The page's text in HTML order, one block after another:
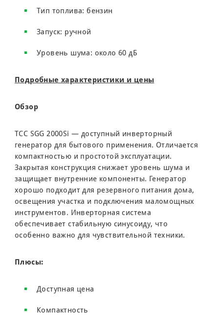
Тип топлива: бензин
Запуск: ручной
Уровень шума: около 60 дБ
Подробные характеристики и цены
Обзор
ТСС SGG 2000Si — доступный инверторный
генератор для бытового применения. Отличается
компактностью и простотой эксплуатации.
Закрытая конструкция снижает уровень шума и
защищает внутренние компоненты. Генератор
хорошо подходит для резервного питания дома,
освещения участка и подключения маломощных
инструментов. Инверторная система
обеспечивает стабильную синусоиду, что
особенно важно для чувствительной техники.
Плюсы:
Доступная цена
Компактность